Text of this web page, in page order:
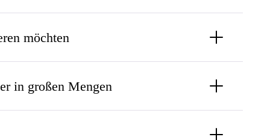
möchten
in großen Mengen